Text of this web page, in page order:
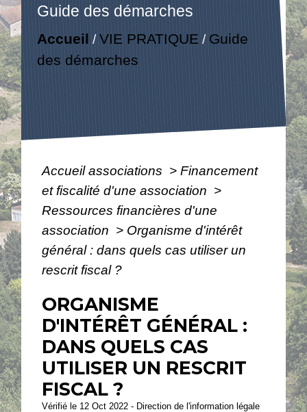
Guide des démarches
Accueil /VIE PRATIQUE / Guide
des démarches
Accueil associations > Financement
et fiscalité d'une association >
Ressources financières d'une
association > Organisme d'intérêt
général : dans quels cas utiliser un
rescrit fiscal ?
ORGANISME
D'INTÉRÊT GÉNÉRAL :
DANS QUELS CAS
UTILISER UN RESCRIT
FISCAL ?
Vérifié le 12 Oct 2022 - Direction de l'information légale